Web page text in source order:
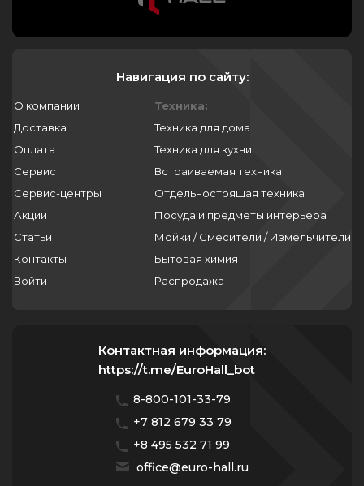
Навигация по сайту:
О компании
Доставка
Оплата
Сервис
Сервис-центры
Акции
Статьи
Контакты
Войти
Техника:
Техника для дома
Техника для кухни
Встраиваемая техника
Отдельностоящая техника
Посуда и предметы интерьера
Мойки / Смесители / Измельчители
Бытовая химия
Распродажа
Контактная информация:
https://t.me/EuroHall_bot
8-800-101-33-79
+7 812 679 33 79
+8 495 532 71 99
office@euro-hall.ru